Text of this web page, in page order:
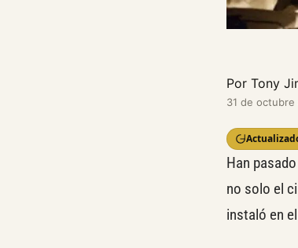
Por Tony
31 de octubre
Han
no solo el
instaló en